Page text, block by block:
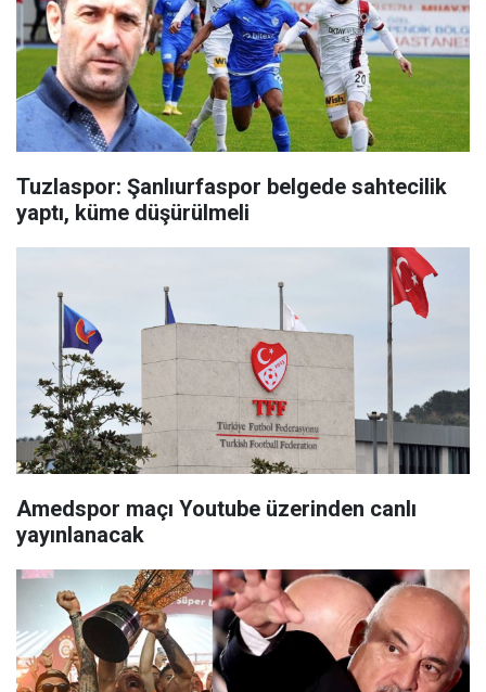
Tuzlaspor: Şanlıurfaspor belgede sahtecilik
yaptı, küme düşürülmeli
Amedspor maçı Youtube üzerinden canlı
yayınlanacak